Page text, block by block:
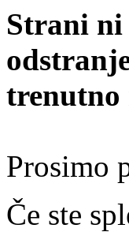
Strani ni
trenutno
Prosimo
Če ste